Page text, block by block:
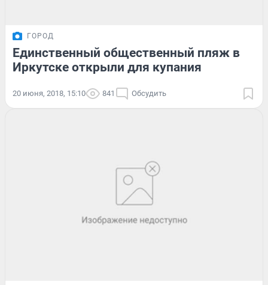
ГОРОД
Единственный общественный пляж в
Иркутске открыли для купания
20 июня, 2018, 15:10 841 Обсудить